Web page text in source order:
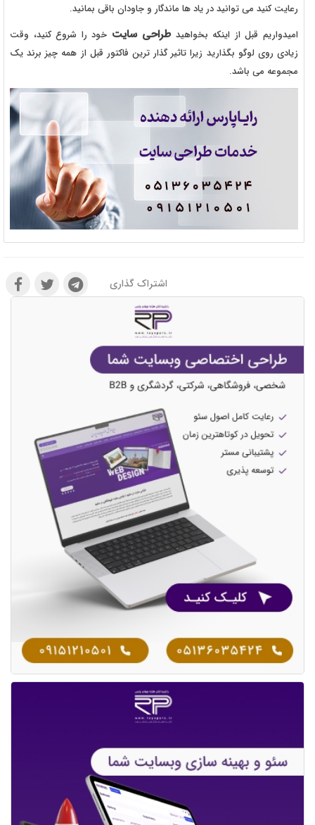
رعایت کنید می توانید در یاد ها ماندگار و جاودان باقی بمانید.
امیدواریم قبل از اینکه بخواهیدطراحی سایت خود را شروع کنید، وقت
زیادی روی لوگو بگذارید زیرا تاثیر گذار ترین فاکتور قبل از همه چیز برند یک
مجموعه می باشد.
اشتراک گذاری